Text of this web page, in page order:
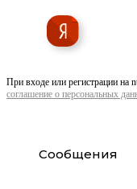
При входе или регистрации на
соглашение о персональных
Сообщения